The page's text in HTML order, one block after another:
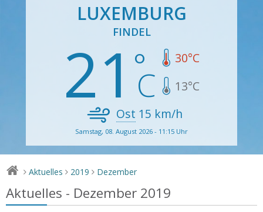
LUXEMBURG
FINDEL
21 30°C
13°C
Ost 15 km/h
Samstag, 08. August 2026 - 11:15 Uhr
> Aktuelles > 2019 > Dezember
Aktuelles - Dezember 2019